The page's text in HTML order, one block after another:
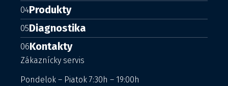
04Produkty
05Diagnostika
06Kontakty
Zákaznícky servis
Pondelok – Piatok 7:30h – 19:00h